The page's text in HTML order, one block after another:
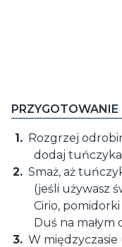
PRZYGOTOWANIE
Rozgrzej
dodaj
Smaż, aż
(jeśli używasz
Cirio,
Duś na małym
W